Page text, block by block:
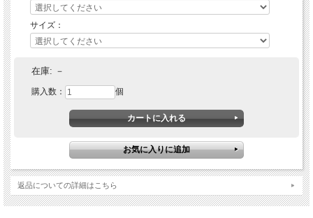
サイズ：
在庫: －
購入数： 個
返品についての詳細はこちら